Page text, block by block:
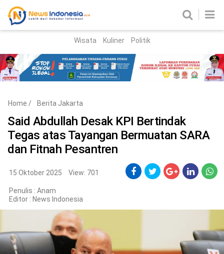
Parlemen
Regional
Nasional
Korupsi
Gaya Hidup
Wisata Kuliner Politik
Home / Berita Jakarta
Said Abdullah Desak KPI Bertindak
Tegas atas Tayangan Bermuatan SARA
dan Fitnah Pesantren
15 Oktober 2025 View: 701
Penulis : Anam
Editor : News Indonesia